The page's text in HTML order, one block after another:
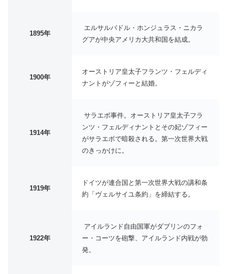
1895年
エルサルバドル・ホンジュラス・ニカラ
グアが中央アメリカ大共和国を結成。
1900年
オーストリア皇太子フランツ・フェルディ
ナントがゾフィーと結婚。
1914年
サラエボ事件。オーストリア皇太子フラ
ンツ・フェルディナントとその妃ゾフィー
がサラエボで暗殺される。第一次世界大戦
のきっかけに。
1919年
ドイツが連合国と第一次世界大戦の講和条
約「ヴェルサイユ条約」を締結する。
1922年
アイルランド自由国軍がダブリンのフォ
ー・コーツを砲撃、アイルランド内戦が勃
発。